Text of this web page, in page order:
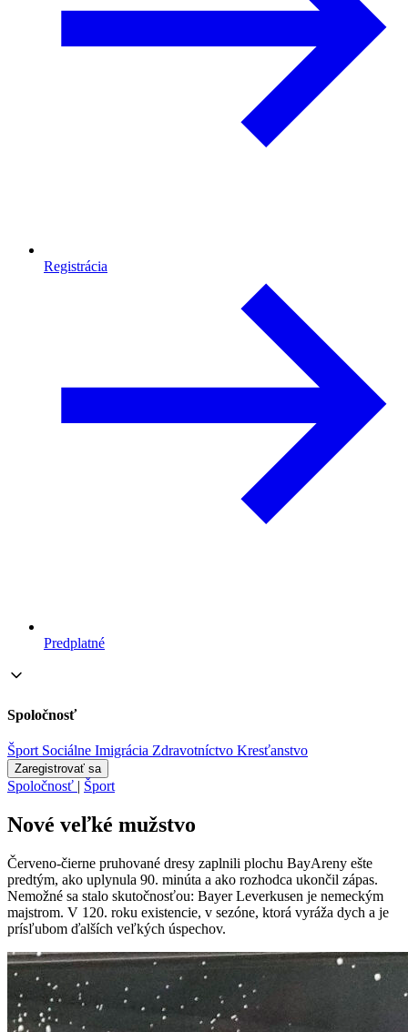
Registrácia
Predplatné
Spoločnosť
Šport Sociálne Imigrácia Zdravotníctvo Kresťanstvo
Zaregistrovať sa
Spoločnosť | Šport
Nové veľké mužstvo
Červeno-čierne pruhované dresy zaplnili plochu BayAreny ešte
predtým, ako uplynula 90. minúta a ako rozhodca ukončil zápas.
Nemožné sa stalo skutočnosťou: Bayer Leverkusen je nemeckým
majstrom. V 120. roku existencie, v sezóne, ktorá vyráža dych a je
prísľubom ďalších veľkých úspechov.